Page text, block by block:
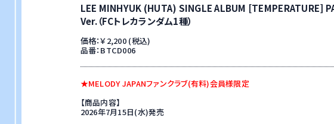
LEE MINHYUK (HUTA) SINGLE ALBUM [TEMPERATURE]
Ver.（FCトレカランダム1種）
価格：￥2,200 (税込)
品番：BTCD006
★MELODY JAPANファンクラブ(有料)会員様限定
【商品内容】
2026年7月15日(水)発売